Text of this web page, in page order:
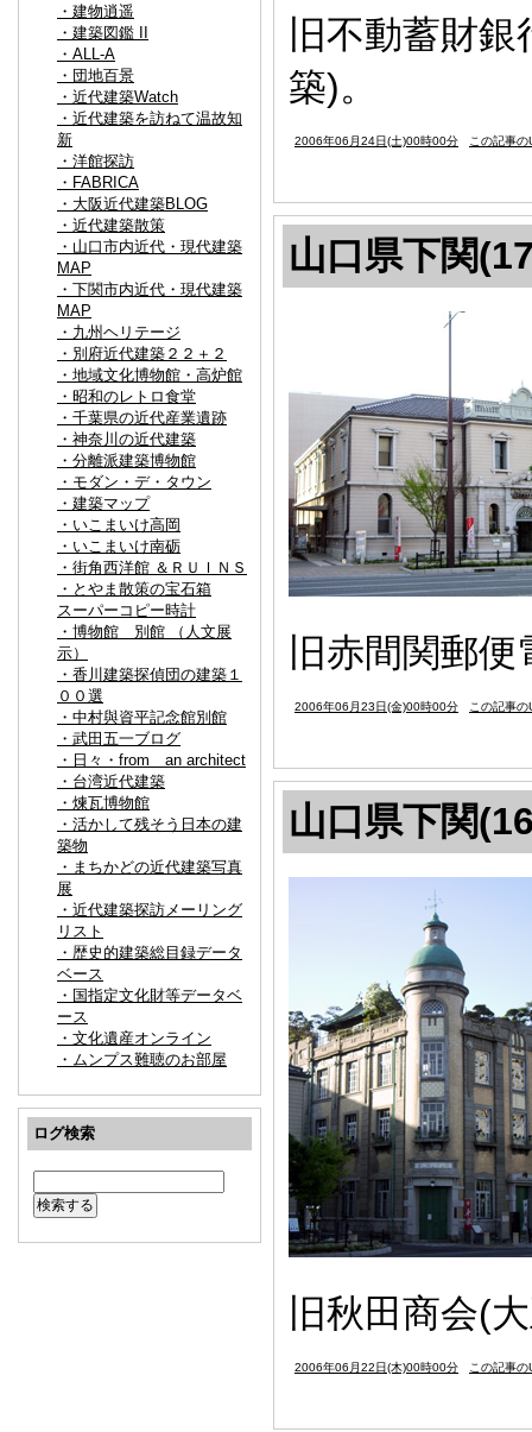
・建物逍遥
・建築図鑑 II
・ALL-A
・団地百景
・近代建築Watch
・近代建築を訪ねて温故知
新
・洋館探訪
・FABRICA
・大阪近代建築BLOG
・近代建築散策
・山口市内近代・現代建築
MAP
・下関市内近代・現代建築
MAP
・九州ヘリテージ
・別府近代建築２２＋２
・地域文化博物館・高炉館
・昭和のレトロ食堂
・千葉県の近代産業遺跡
・神奈川の近代建築
・分離派建築博物館
・モダン・デ・タウン
・建築マップ
・いこまいけ高岡
・いこまいけ南砺
・街角西洋館 ＆ＲＵＩＮＳ
・とやま散策の宝石箱
スーパーコピー時計
・博物館 別館 （人文展
示）
・香川建築探偵団の建築１
００選
・中村與資平記念館別館
・武田五一ブログ
・日々・from an architect
・台湾近代建築
・煉瓦博物館
・活かして残そう日本の建
築物
・まちかどの近代建築写真
展
・近代建築探訪メーリング
リスト
・歴史的建築総目録データ
ベース
・国指定文化財等データベ
ース
・文化遺産オンライン
・ムンプス難聴のお部屋
ログ検索
旧不動蓄財
築)。
2006年06月24日(土)00時00分 この記事の
山口県下関
旧赤間関郵
2006年06月23日(金)00時00分 この記事の
山口県下関
旧秋田商会(
2006年06月22日(木)00時00分 この記事の